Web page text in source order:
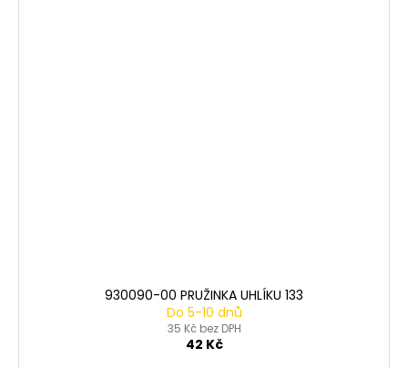
930090-00 PRUŽINKA UHLÍKU 133
Do 5-10 dnů
35 Kč bez DPH
42 Kč